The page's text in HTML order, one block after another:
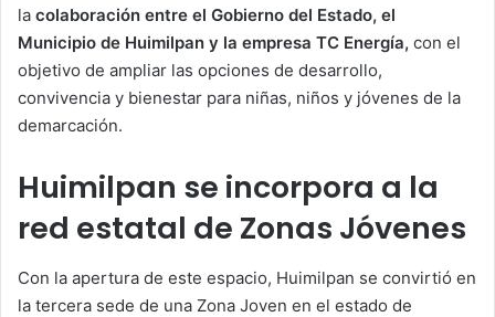
la colaboración entre el Gobierno del Estado, el
Municipio de Huimilpan y la empresa TC Energía, con el
objetivo de ampliar las opciones de desarrollo,
convivencia y bienestar para niñas, niños y jóvenes de la
demarcación.
Huimilpan se incorpora a la
red estatal de Zonas Jóvenes
Con la apertura de este espacio, Huimilpan se convirtió en
la tercera sede de una Zona Joven en el estado de